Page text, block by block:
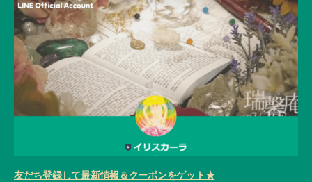
友だち登録して最新情報＆クーポンをゲット★